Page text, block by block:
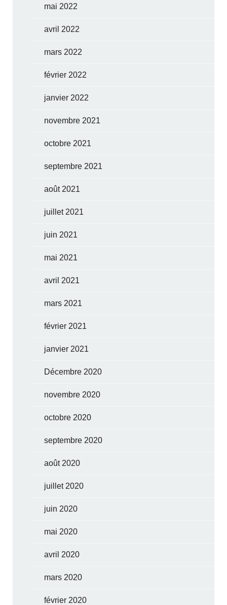
mai 2022
avril 2022
mars 2022
février 2022
janvier 2022
novembre 2021
octobre 2021
septembre 2021
août 2021
juillet 2021
juin 2021
mai 2021
avril 2021
mars 2021
février 2021
janvier 2021
Décembre 2020
novembre 2020
octobre 2020
septembre 2020
août 2020
juillet 2020
juin 2020
mai 2020
avril 2020
mars 2020
février 2020